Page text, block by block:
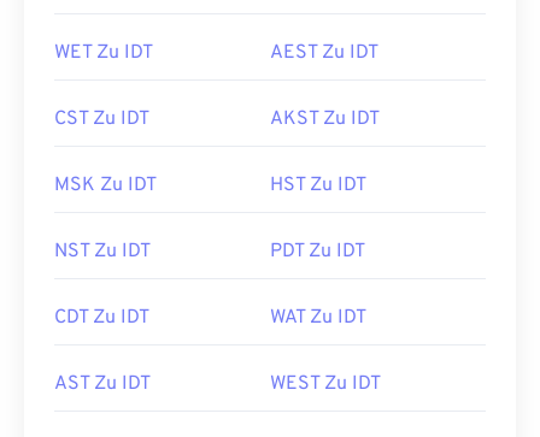
WET Zu IDT AEST Zu IDT
CST Zu IDT AKST Zu IDT
MSK Zu IDT HST Zu IDT
NST Zu IDT PDT Zu IDT
CDT Zu IDT WAT Zu IDT
AST Zu IDT WEST Zu IDT